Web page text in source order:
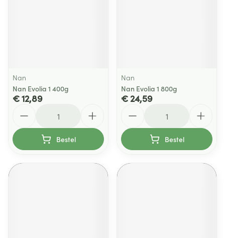
Nan
Nan Evolia 1 400g
€ 12,89
Bestel
Nan
Nan Evolia 1 800g
€ 24,59
Bestel